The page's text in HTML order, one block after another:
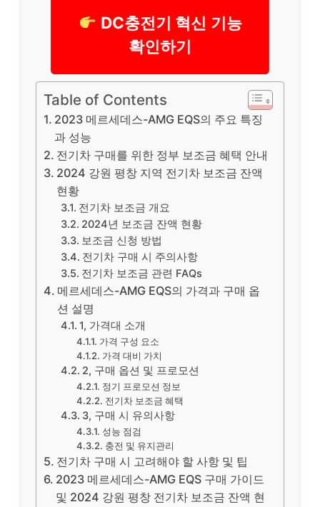
DC충전기 혁신 기능
확인하기
Table of Contents
2023 메르세데스-AMG EQS의 주요 특징
과 성능
전기차 구매를 위한 정부 보조금 혜택 안내
2024 강원 평창 지역 전기차 보조금 잔액
현황
전기차 보조금 개요
2024년 보조금 잔액 현황
보조금 신청 방법
전기차 구매 시 주의사항
전기차 보조금 관련 FAQs
메르세데스-AMG EQS의 가격과 구매 옵
션 설명
1, 가격대 소개
가격 구성 요소
가격 대비 가치
2, 구매 옵션 및 프로모션
정기 프로모션 정보
전기차 보조금 혜택
3, 구매 시 유의사항
성능 점검
충전 및 유지관리
전기차 구매 시 고려해야 할 사항 및 팁
2023 메르세데스-AMG EQS 구매 가이드
및 2024 강원 평창 전기차 보조금 잔액 현